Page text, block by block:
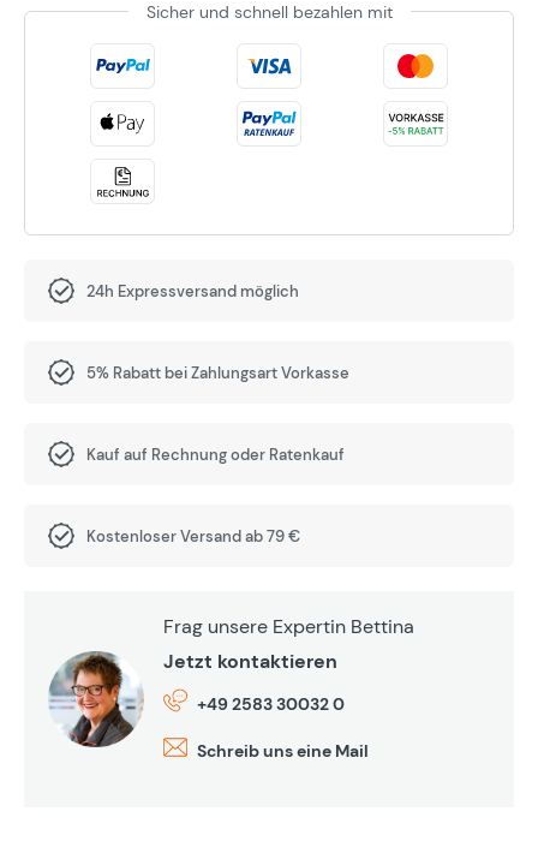
Sicher und schnell bezahlen mit
24h Expressversand möglich
5% Rabatt bei Zahlungsart Vorkasse
Kauf auf Rechnung oder Ratenkauf
Kostenloser Versand ab 79 €
Frag unsere Expertin Bettina
Jetzt kontaktieren
+49 2583 30032 0
Schreib uns eine Mail